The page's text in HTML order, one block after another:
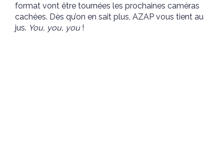
format vont être tournées les prochaines caméras
cachées. Dès qu’on en sait plus, AZAP vous tient au
jus. You, you, you!